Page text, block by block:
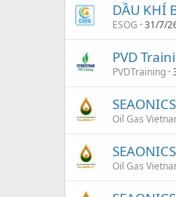
DẦU KHÍ
ESOG 31/7/
PVD
PVDTraining
Oil Gas
Oil Gas